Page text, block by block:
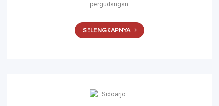
pergudangan.
SELENGKAPNYA